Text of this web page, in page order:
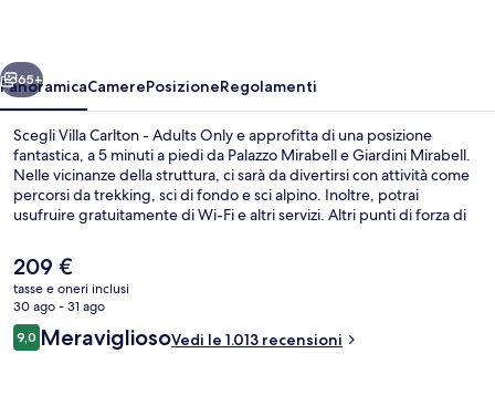
Avanti
65+
PanoramicaCamerePosizioneRegolamenti
Scegli Villa Carlton - Adults Only e approfitta di una posizione
fantastica, a 5 minuti a piedi da Palazzo Mirabell e Giardini Mirabell.
Nelle vicinanze della struttura, ci sarà da divertirsi con attività come
percorsi da trekking, sci di fondo e sci alpino. Inoltre, potrai
usufruire gratuitamente di Wi-Fi e altri servizi. Altri punti di forza di
terrazza. Gli ospiti apprezzano molto il personale gentile e la
possibilità di spostarsi a piedi.
Il
prezzo
attuale
è
209 €
209 €
tasse e oneri inclusi
30 ago - 31 ago
Recensioni
9,09,0 su 10
MeravigliosoVedi le 1.013 recensioni